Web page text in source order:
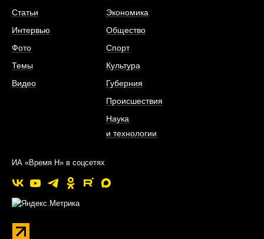
Статьи
Интервью
Фото
Темы
Видео
Экономика
Общество
Спорт
Культура
Губерния
Происшествия
Наука
и технологии
ИА «Время Н» в соцсетях